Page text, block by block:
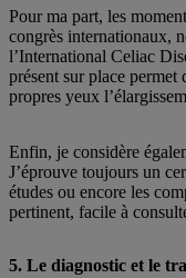
Pour ma part, les
congrès internationaux,
l’International Celiac
présent sur place
propres yeux
Enfin, je considère
J’éprouve toujours un
études ou encore les
pertinent, facile à
5. Le diagnostic et le